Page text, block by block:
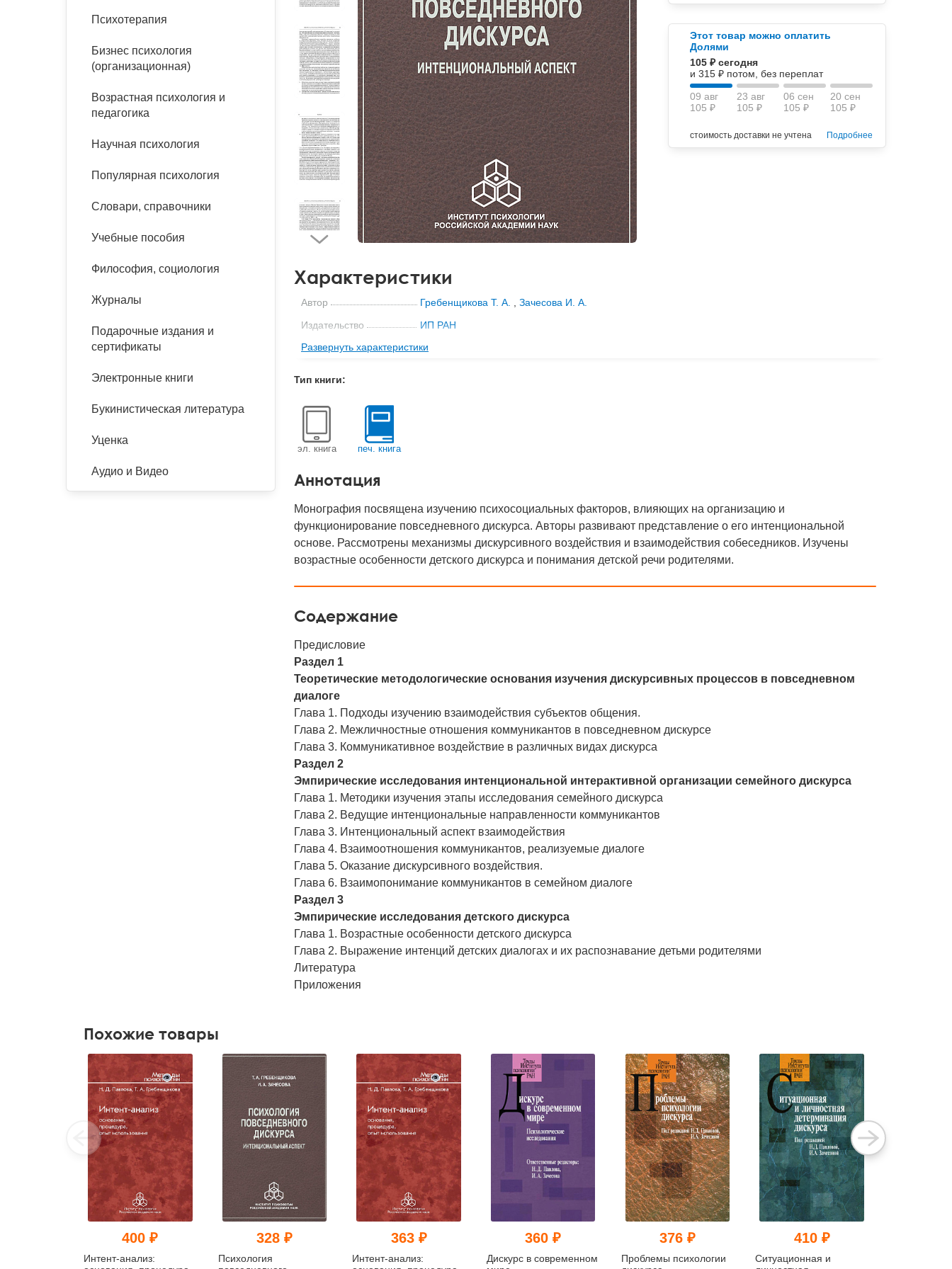
Расстройства пищевого
Тревожные расстройства,
Песочная терапия
Психодрама
Сказкотерапия
Другие направления
психотерапии
Классический, эриксоновский
Психология труда и
Психофизиология
Социальная психология
Социальная и
Учебная литература
Классический и юнгианский
Этот товар можно оплатить
Долями
105 ₽ сегодня
и 315 ₽ потом, без переплат
09 авг
105 ₽
23 авг
105 ₽
06 сен
105 ₽
20 сен
105 ₽
стоимость доставки не учтена Подробнее
Характеристики
Автор Гребенщикова Т. А. ,Зачесова И. А.
Издательство
ИП РАН
Формат книги
215x140x11 мм
Кол-во стр
Год
Код
Развернуть характеристики
Тип книги:
эл. книга печ. книга
Аннотация
Монография посвящена изучению психосоциальных факторов, влияющих на организацию и
функционирование повседневного дискурса. Авторы развивают представление о его интенциональной
основе. Рассмотрены механизмы дискурсивного воздействия и взаимодействия собеседников. Изучены
возрастные особенности детского дискурса и понимания детской речи родителями.
Содержание
Предисловие
Раздел 1
Теоретические методологические основания изучения дискурсивных процессов в повседневном
диалоге
Глава 1. Подходы изучению взаимодействия субъектов общения.
Глава 2. Межличностные отношения коммуникантов в повседневном дискурсе
Глава 3. Коммуникативное воздействие в различных видах дискурса
Раздел 2
Эмпирические исследования интенциональной интерактивной организации семейного дискурса
Глава 1. Методики изучения этапы исследования семейного дискурса
Глава 2. Ведущие интенциональные направленности коммуникантов
Глава 3. Интенциональный аспект взаимодействия
Глава 4. Взаимоотношения коммуникантов, реализуемые диалоге
Глава 5. Оказание дискурсивного воздействия.
Глава 6. Взаимопонимание коммуникантов в семейном диалоге
Раздел 3
Эмпирические исследования детского дискурса
Глава 1. Возрастные особенности детского дискурса
Глава 2. Выражение интенций детских диалогах и их распознавание детьми родителями
Литература
Приложения
Психотерапия
Бизнес психология
(организационная)
Возрастная психология и
педагогика
Научная психология
Популярная психология
Словари, справочники
Учебные пособия
Философия, социология
Журналы
Подарочные издания и
сертификаты
Электронные книги
Букинистическая литература
Уценка
Аудио и Видео
Похожие товары
400 ₽
Интент-анализ:
328 ₽
Психология
363 ₽
Интент-анализ:
360 ₽
Дискурс в современном
376 ₽
Проблемы психологии
410 ₽
Ситуационная и